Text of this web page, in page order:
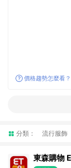
價格趨勢怎麼看？
分類： 流行服飾
東森購物